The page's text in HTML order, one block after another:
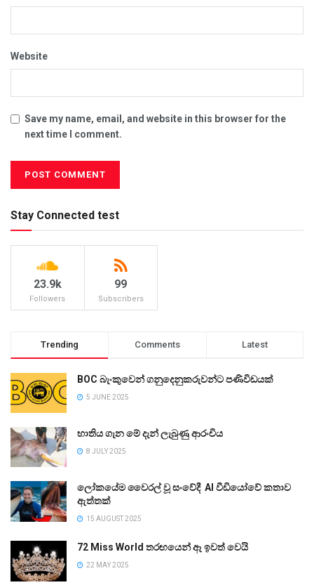
Website
Save my name, email, and website in this browser for the
next time I comment.
Stay Connected test
23.9k
Followers
99
Subscribers
Trending Comments Latest
BOC බැංකුවෙන් ගනුදෙනුකරුවන්ට පණිවිඩයක්
5 JUNE 2025
භාතිය ගැන මේ දැන් ලැබුණු ආරංචිය
8 JULY 2025
ලෝකයේම වෛරල් වූ සංවේදී AI වීඩියෝවේ කතාව
ඇත්තක්
15 AUGUST 2025
72 Miss World තරඟයෙන් ඈ ඉවත් වෙයි
22 MAY 2025